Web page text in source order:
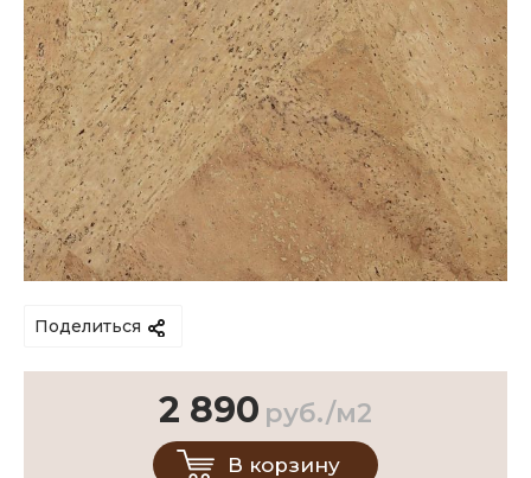
Поделиться
2 890 руб./м2
В корзину